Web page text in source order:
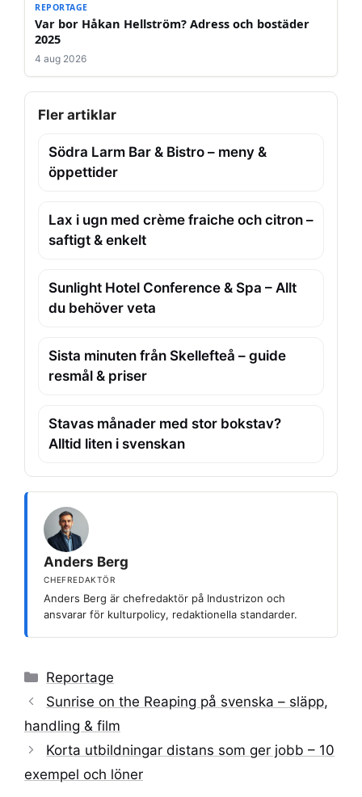
REPORTAGE
Var bor Håkan Hellström? Adress och bostäder
2025
4 aug 2026
Fler artiklar
Södra Larm Bar & Bistro – meny &
öppettider
Lax i ugn med crème fraiche och citron –
saftigt & enkelt
Sunlight Hotel Conference & Spa – Allt
du behöver veta
Sista minuten från Skellefteå – guide
resmål & priser
Stavas månader med stor bokstav?
Alltid liten i svenskan
Anders Berg
CHEFREDAKTÖR
Anders Berg är chefredaktör på Industrizon och
ansvarar för kulturpolicy, redaktionella standarder.
Kategorier
Reportage
Sunrise on the Reaping på svenska – släpp,
handling & film
Korta utbildningar distans som ger jobb – 10
exempel och löner